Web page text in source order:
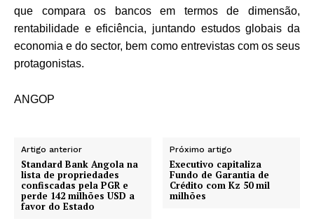
que compara os bancos em termos de dimensão,
rentabilidade e eficiência, juntando estudos globais da
economia e do sector, bem como entrevistas com os seus
protagonistas.
ANGOP
Artigo anterior
Standard Bank Angola na
lista de propriedades
confiscadas pela PGR e
perde 142 milhões USD a
favor do Estado
Próximo artigo
Executivo capitaliza
Fundo de Garantia de
Crédito com Kz 50 mil
milhões